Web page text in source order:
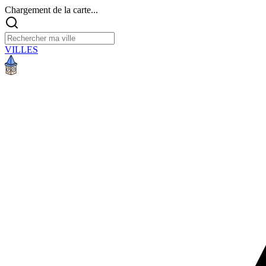
Chargement de la carte...
VILLES